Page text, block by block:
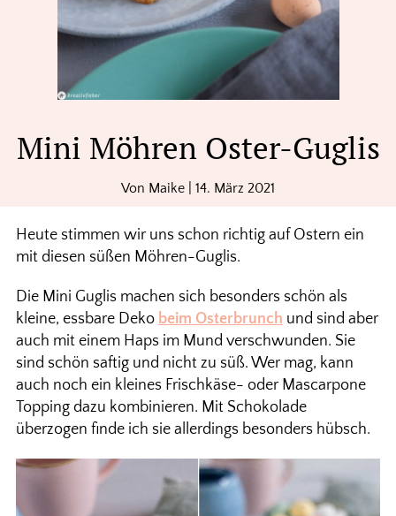
Mini Möhren Oster-Guglis
Von Maike 14. März 2021
Heute stimmen wir uns schon richtig auf Ostern ein
mit diesen süßen Möhren-Guglis.
Die Mini Guglis machen sich besonders schön als
kleine, essbare Deko beim Osterbrunch und sind aber
auch mit einem Haps im Mund verschwunden. Sie
sind schön saftig und nicht zu süß. Wer mag, kann
auch noch ein kleines Frischkäse- oder Mascarpone
Topping dazu kombinieren. Mit Schokolade
überzogen finde ich sie allerdings besonders hübsch.